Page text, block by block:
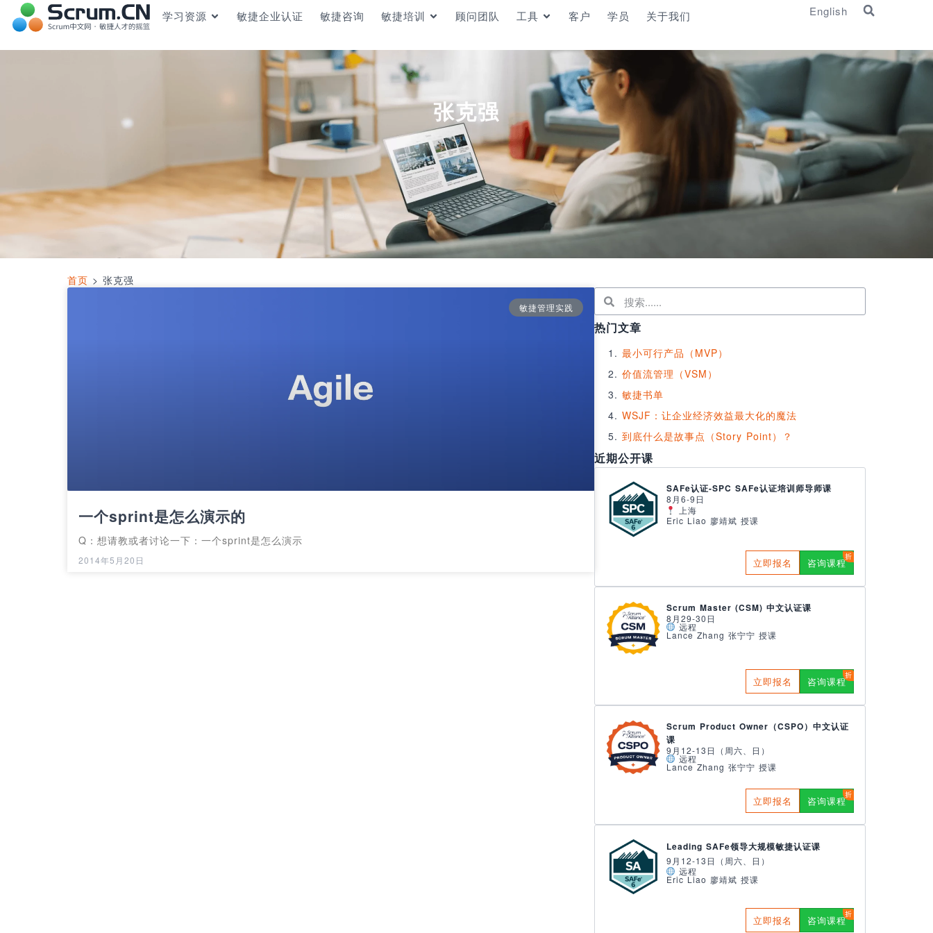
学习资源 敏捷企业认证 敏捷咨询 敏捷培训 顾问团队 工具 客户 学员 关于我们 English
张克强
首页 > 张克强
敏捷管理实践
一个sprint是怎么演示的
Q：想请教或者讨论一下：一个sprint是怎么演示
2014年5月20日
热门文章
最小可行产品（MVP）
价值流管理（VSM）
敏捷书单
WSJF：让企业经济效益最大化的魔法
到底什么是故事点（Story Point）？
近期公开课
SAFe认证-SPC SAFe认证培训师导师课
8月6-9日
上海
Eric Liao 廖靖斌 授课
立即报名 咨询课程
Scrum Master (CSM) 中文认证课
8月29-30日
远程
Lance Zhang 张宁宁 授课
立即报名 咨询课程
Scrum Product Owner（CSPO）中文认证
课
9月12-13日（周六、日）
远程
Lance Zhang 张宁宁 授课
立即报名 咨询课程
Leading SAFe领导大规模敏捷认证课
9月12-13日（周六、日）
远程
Eric Liao 廖靖斌 授课
立即报名 咨询课程